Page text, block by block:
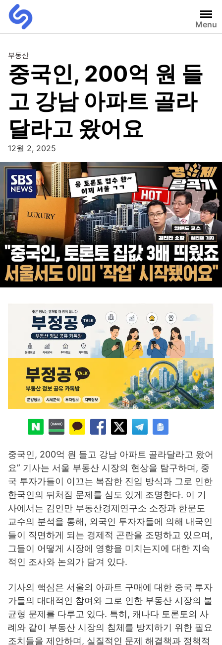
Menu
부동산
중국인, 200억 원 들
고 강남 아파트 골라
달라고 왔어요
12월 2, 2025
중국인, 200억 원 들고 강남 아파트 골라달라고 왔어
요” 기사는 서울 부동산 시장의 현상을 탐구하며, 중
국 투자가들이 이끄는 복잡한 진입 방식과 그로 인한
한국인의 뒤처짐 문제를 심도 있게 조명한다. 이 기
사에서는 김인만 부동산경제연구소 소장과 한문도
교수의 분석을 통해, 외국인 투자자들에 의해 내국인
들이 직면하게 되는 경제적 곤란을 조명하고 있으며,
그들이 어떻게 시장에 영향을 미치는지에 대한 지속
적인 조사와 논의가 담겨 있다.
기사의 핵심은 서울의 아파트 구매에 대한 중국 투자
가들의 대대적인 참여와 그로 인한 부동산 시장의 불
균형 문제를 다루고 있다. 특히, 캐나다 토론토의 사
례와 같이 부동산 시장의 침체를 방지하기 위한 필요
조치들을 제안하며, 실질적인 문제 해결책과 정책적